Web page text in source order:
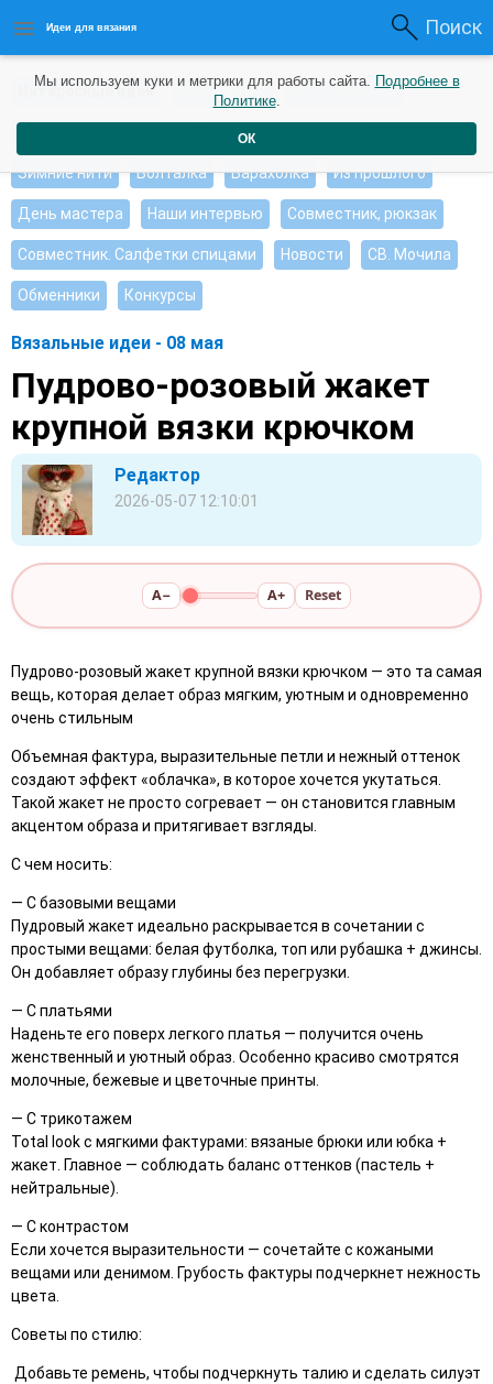
Идеи для вязания Поиск
Интересные идеи Мои работы Видео журнал
Душевные петельки
Зимние нити Болталка Барахолка Из прошлого
День мастера Наши интервью Совместник, рюкзак
Совместник. Салфетки спицами Новости СВ. Мочила
Обменники Конкурсы
Вязальные идеи - 08 мая
​Пудрово-розовый жакет
крупной вязки крючком
Редактор
2026-05-07 12:10:01
A− A+ Reset
Пудрово-розовый жакет крупной вязки крючком — это та самая
вещь, которая делает образ мягким, уютным и одновременно
очень стильным
Объемная фактура, выразительные петли и нежный оттенок
создают эффект «облачка», в которое хочется укутаться.
Такой жакет не просто согревает — он становится главным
акцентом образа и притягивает взгляды.
С чем носить:
— С базовыми вещами
Пудровый жакет идеально раскрывается в сочетании с
простыми вещами: белая футболка, топ или рубашка + джинсы.
Он добавляет образу глубины без перегрузки.
— С платьями
Наденьте его поверх легкого платья — получится очень
женственный и уютный образ. Особенно красиво смотрятся
молочные, бежевые и цветочные принты.
— С трикотажем
Total look с мягкими фактурами: вязаные брюки или юбка +
жакет. Главное — соблюдать баланс оттенков (пастель +
нейтральные).
— С контрастом
Если хочется выразительности — сочетайте с кожаными
вещами или денимом. Грубость фактуры подчеркнет нежность
цвета.
Советы по стилю:
Добавьте ремень, чтобы подчеркнуть талию и сделать силуэт
Мы используем куки и метрики для работы сайта. Подробнее в
Политике.
ОК